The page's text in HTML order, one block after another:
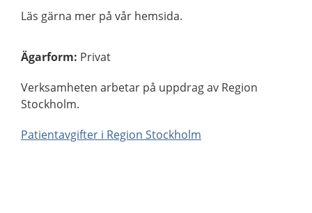
Läs gärna mer på vår hemsida.
Ägarform: Privat
Verksamheten arbetar på uppdrag av Region
Stockholm.
Patientavgifter i Region Stockholm